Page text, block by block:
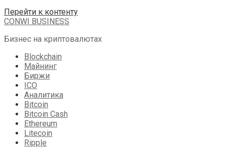
Перейти к контенту
CONWI BUSINESS
Бизнес на криптовалютах
Blockchain
Майнинг
Биржи
ICO
Аналитика
Bitcoin
Bitcoin Cash
Ethereum
Litecoin
Ripple